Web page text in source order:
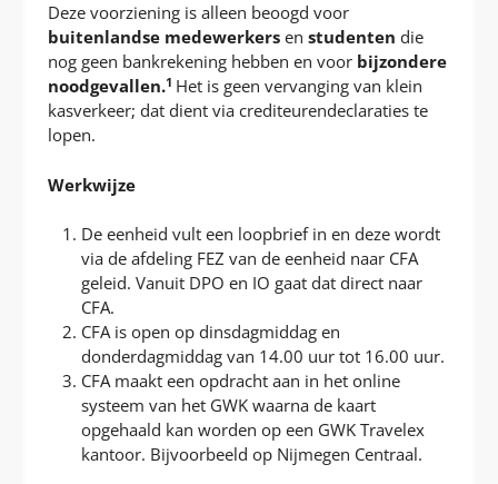
Deze voorziening is alleen beoogd voor
buitenlandse medewerkers enstudenten die
nog geen bankrekening hebben en voor bijzondere
noodgevallen.1 Het is geen vervanging van klein
kasverkeer; dat dient via crediteurendeclaraties te
lopen.
Werkwijze
De eenheid vult een loopbrief in en deze wordt
via de afdeling FEZ van de eenheid naar CFA
geleid. Vanuit DPO en IO gaat dat direct naar
CFA.
CFA is open op dinsdagmiddag en
donderdagmiddag van 14.00 uur tot 16.00 uur.
CFA maakt een opdracht aan in het online
systeem van het GWK waarna de kaart
opgehaald kan worden op een GWK Travelex
kantoor. Bijvoorbeeld op Nijmegen Centraal.